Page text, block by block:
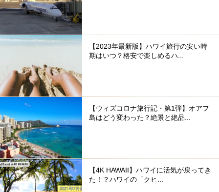
【2023年最新版】ハワイ旅行の安い時
期はいつ？格安で楽しめるハ...
【ウィズコロナ旅行記・第1弾】オアフ
島はどう変わった？絶景と絶品...
【4K HAWAII】ハワイに活気が戻ってき
た！？ハワイの「クヒ...